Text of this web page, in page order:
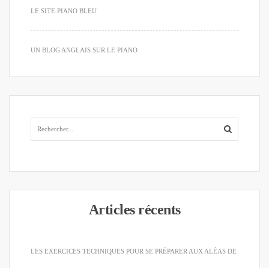
LE SITE PIANO BLEU
UN BLOG ANGLAIS SUR LE PIANO
Articles récents
LES EXERCICES TECHNIQUES POUR SE PRÉPARER AUX ALÉAS DE